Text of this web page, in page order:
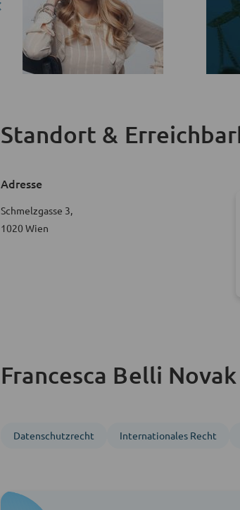
Standort &
Adresse
Schmelzgasse 3,
1020 Wien
Francesca Belli
Datenschutzrecht Inter­nationales Recht